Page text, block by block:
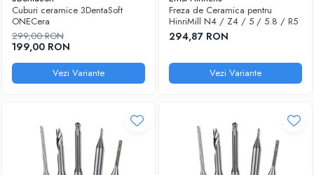
Disc Nano Compozit
Disc PMMA Eldy Plus
Diverse
hs-opaque
Sablatoare
Soclatoare
Cuburi ceramice 3DentaSoft
ONECera
299,00 RON
199,00 RON
Vezi Variante
Freza de Ceramica pentru
HinriMill N4 / Z4 / 5 / 5.8 / R5
294,87 RON
Vezi Variante